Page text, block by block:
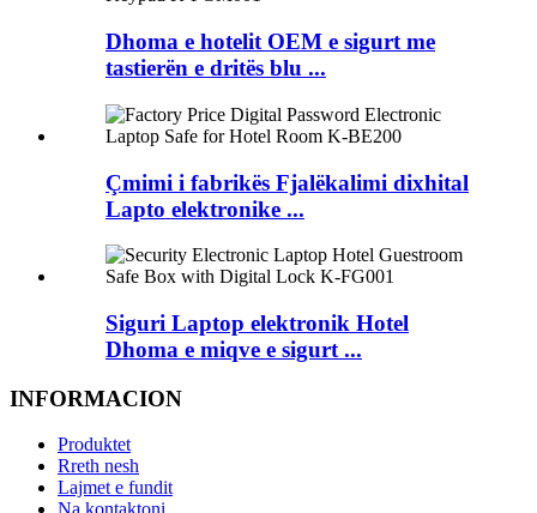
Dhoma e hotelit OEM e sigurt me
tastierën e dritës blu ...
Çmimi i fabrikës Fjalëkalimi dixhital
Lapto elektronike ...
Siguri Laptop elektronik Hotel
Dhoma e miqve e sigurt ...
INFORMACION
Produktet
Rreth nesh
Lajmet e fundit